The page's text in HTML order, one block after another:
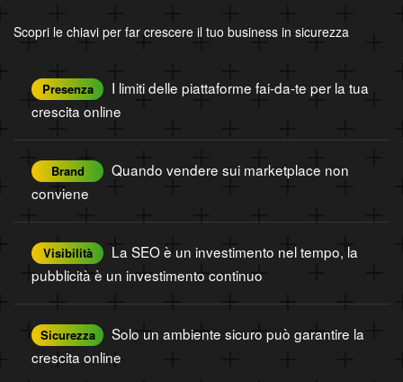
Scopri le chiavi per far crescere il tuo business in sicurezza
Presenza
I limiti delle piattaforme fai-da-te per la tua
crescita online
Brand
Quando vendere sui marketplace non
conviene
Visibilità
La SEO è un investimento nel tempo, la
pubblicità è un investimento continuo
Sicurezza
Solo un ambiente sicuro può garantire la
crescita online